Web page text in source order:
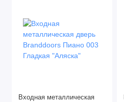
Входная металлическая